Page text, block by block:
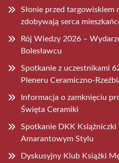
Słonie przed targowiskiem
zdobywają serca
Rój Wiedzy 2026 –
Bolesławcu
Spotkanie z uczestnikami
Pleneru Ceramiczno-
Informacja o zamknięciu
Święta Ceramiki
Spotkanie DKK
Amarantowym Stylu
Dyskusyjny Klub Książki